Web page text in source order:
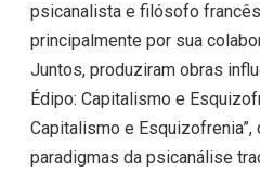
psicanalista e filósofo
principalmente por sua
Juntos, produziram obras
Édipo: Capitalismo e
Capitalismo e Esquizofrenia”,
paradigmas da psicanálise